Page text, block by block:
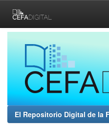
navigation
El Repositorio Digital de la